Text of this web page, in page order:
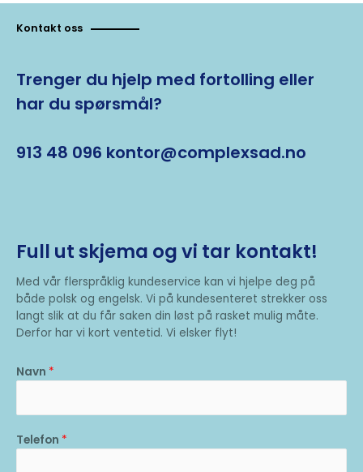
Kontakt oss
Trenger du hjelp med fortolling eller
har du spørsmål?
913 48 096 kontor@complexsad.no
Full ut skjema og vi tar kontakt!
Med vår flerspråklig kundeservice kan vi hjelpe deg på
både polsk og engelsk. Vi på kundesenteret strekker oss
langt slik at du får saken din løst på rasket mulig måte.
Derfor har vi kort ventetid. Vi elsker flyt!
Navn *
Telefon *